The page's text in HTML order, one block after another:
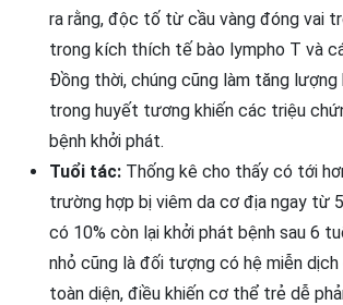
ra rằng, độc tố từ cầu vàng đóng vai
trong kích thích tế bào lympho T và
Đồng thời, chúng cũng làm tăng lượng
trong huyết tương khiến các triệu
bệnh khởi phát.
Tuổi tác: Thống kê cho thấy có tới
trường hợp bị viêm da cơ địa ngay từ
có 10% còn lại khởi phát bệnh sau 6
nhỏ cũng là đối tượng có hệ miễn
toàn diện, điều khiến cơ thể trẻ dễ